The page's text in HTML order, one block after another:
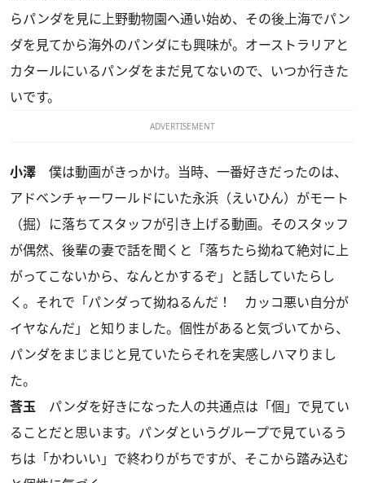
らパンダを見に上野動物園へ通い始め、その後上海でパン
ダを見てから海外のパンダにも興味が。オーストラリアと
カタールにいるパンダをまだ見てないので、いつか行きた
いです。
ADVERTISEMENT
小澤 僕は動画がきっかけ。当時、一番好きだったのは、
アドベンチャーワールドにいた永浜（えいひん）がモート
（掘）に落ちてスタッフが引き上げる動画。そのスタッフ
が偶然、後輩の妻で話を聞くと「落ちたら拗ねて絶対に上
がってこないから、なんとかするぞ」と話していたらし
く。それで「パンダって拗ねるんだ！ カッコ悪い自分が
イヤなんだ」と知りました。個性があると気づいてから、
パンダをまじまじと見ていたらそれを実感しハマりまし
た。
莟玉 パンダを好きになった人の共通点は「個」で見てい
ることだと思います。パンダというグループで見ているう
ちは「かわいい」で終わりがちですが、そこから踏み込む